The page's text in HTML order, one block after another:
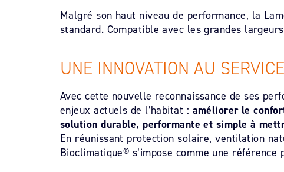
Malgré son haut niveau de performance, la
standard. Compatible avec les grandes
UNE INNOVATION AU
Avec cette nouvelle reconnaissance de ses
enjeux actuels de l’habitat : améliorer le
solution durable, performante et simple à
En réunissant protection solaire, ventilation
Bioclimatique® s’impose comme une